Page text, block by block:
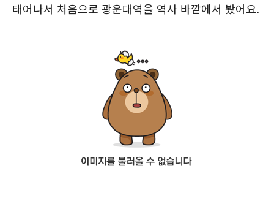
태어나서 처음으로 광운대역을 역사 바깥에서 봤어요.